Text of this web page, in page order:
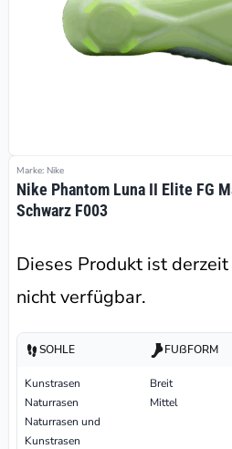
Marke: Nike
Nike Phantom Luna II Elite FG
Schwarz F003
Dieses Produkt ist
nicht verfügbar.
SOHLE
Kunstrasen
Naturrasen
Naturrasen und
Kunstrasen
FUßFORM
Breit
Mittel